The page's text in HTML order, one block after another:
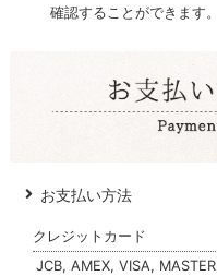
確認することができます。
お支払い方法
クレジットカード
JCB, AMEX, VISA, MASTER